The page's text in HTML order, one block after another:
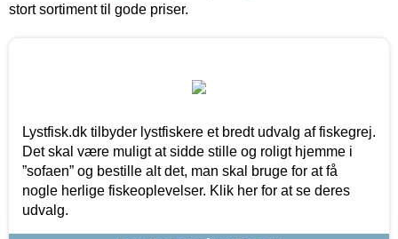
stort sortiment til gode priser.
Lystfisk.dk tilbyder lystfiskere et bredt udvalg af fiskegrej.
Det skal være muligt at sidde stille og roligt hjemme i
”sofaen” og bestille alt det, man skal bruge for at få
nogle herlige fiskeoplevelser. Klik her for at se deres
udvalg.